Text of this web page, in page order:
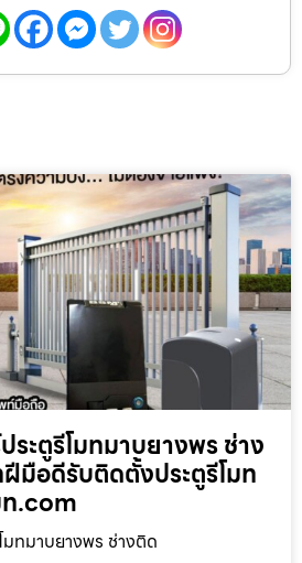
ระตูรีโมทมาบยางพร ช่าง
มือดีรับติดตั้งประตูรีโมท
ท.com
มทมาบยางพร ช่างติด